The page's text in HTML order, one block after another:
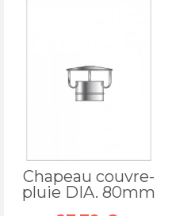
Chapeau couvre-
pluie DIA. 80mm